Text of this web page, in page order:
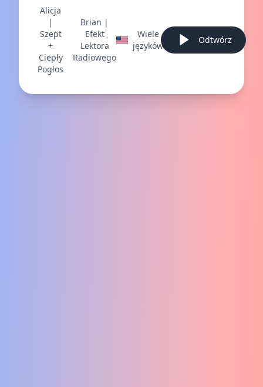
Alicja
|
Szept
+
Ciepły
Pogłos
Brian |
Efekt
Lektora
Radiowego
Wiele
języków
Odtwórz